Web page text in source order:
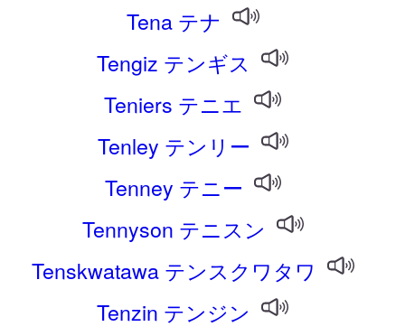
Tena テナ
Tengiz テンギス
Teniers テニエ
Tenley テンリー
Tenney テニー
Tennyson テニスン
Tenskwatawa テンスクワタワ
Tenzin テンジン